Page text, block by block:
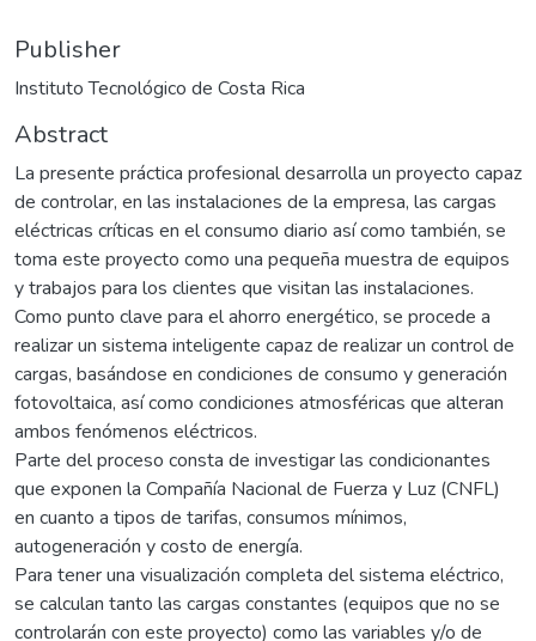
Publisher
Instituto Tecnológico de Costa Rica
Abstract
La presente práctica profesional desarrolla un proyecto capaz
de controlar, en las instalaciones de la empresa, las cargas
eléctricas críticas en el consumo diario así como también, se
toma este proyecto como una pequeña muestra de equipos
y trabajos para los clientes que visitan las instalaciones.
Como punto clave para el ahorro energético, se procede a
realizar un sistema inteligente capaz de realizar un control de
cargas, basándose en condiciones de consumo y generación
fotovoltaica, así como condiciones atmosféricas que alteran
ambos fenómenos eléctricos.
Parte del proceso consta de investigar las condicionantes
que exponen la Compañía Nacional de Fuerza y Luz (CNFL)
en cuanto a tipos de tarifas, consumos mínimos,
autogeneración y costo de energía.
Para tener una visualización completa del sistema eléctrico,
se calculan tanto las cargas constantes (equipos que no se
controlarán con este proyecto) como las variables y/o de